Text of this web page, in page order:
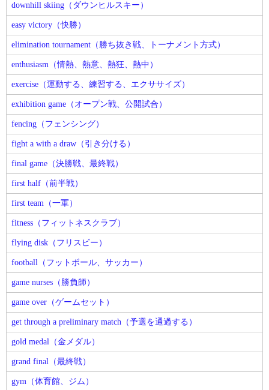
downhill skiing（ダウンヒルスキー）
easy victory（快勝）
elimination tournament（勝ち抜き戦、トーナメント方式）
enthusiasm（情熱、熱意、熱狂、熱中）
exercise（運動する、練習する、エクササイズ）
exhibition game（オープン戦、公開試合）
fencing（フェンシング）
fight a with a draw（引き分ける）
final game（決勝戦、最終戦）
first half（前半戦）
first team（一軍）
fitness（フィットネスクラブ）
flying disk（フリスビー）
football（フットボール、サッカー）
game nurses（勝負師）
game over（ゲームセット）
get through a preliminary match（予選を通過する）
gold medal（金メダル）
grand final（最終戦）
gym（体育館、ジム）